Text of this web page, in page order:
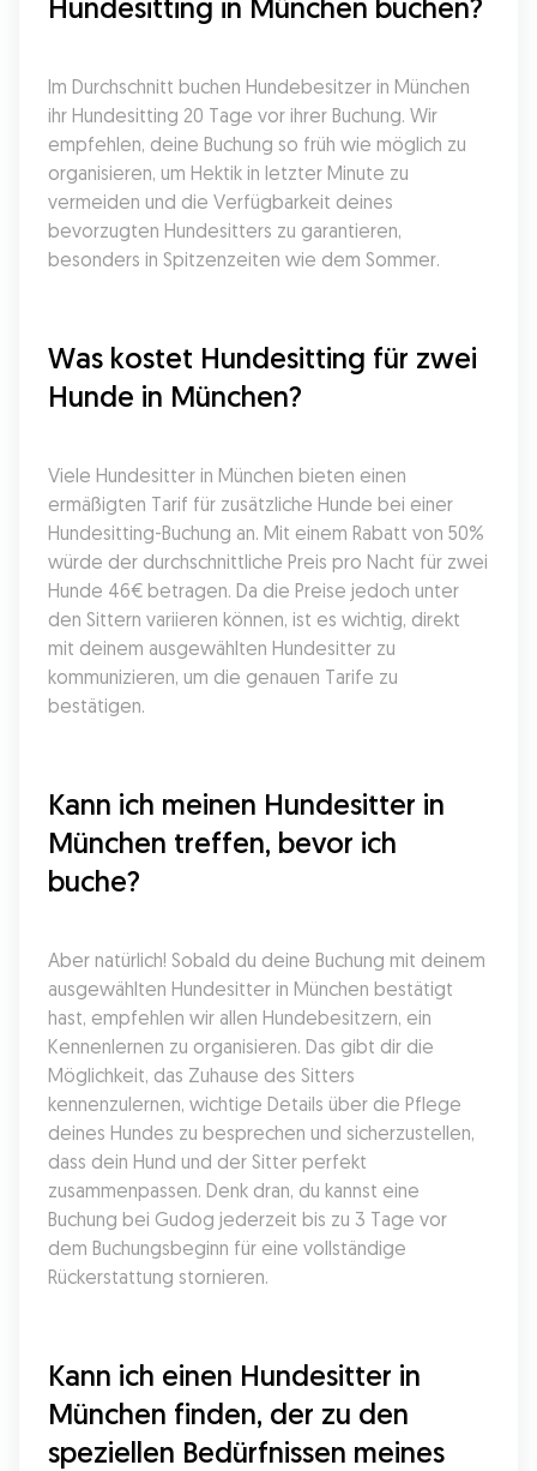
Hundesitting in München buchen?
Im Durchschnitt buchen Hundebesitzer in München
ihr Hundesitting 20 Tage vor ihrer Buchung. Wir
empfehlen, deine Buchung so früh wie möglich zu
organisieren, um Hektik in letzter Minute zu
vermeiden und die Verfügbarkeit deines
bevorzugten Hundesitters zu garantieren,
besonders in Spitzenzeiten wie dem Sommer.
Was kostet Hundesitting für zwei
Hunde in München?
Viele Hundesitter in München bieten einen
ermäßigten Tarif für zusätzliche Hunde bei einer
Hundesitting-Buchung an. Mit einem Rabatt von 50%
würde der durchschnittliche Preis pro Nacht für zwei
Hunde 46€ betragen. Da die Preise jedoch unter
den Sittern variieren können, ist es wichtig, direkt
mit deinem ausgewählten Hundesitter zu
kommunizieren, um die genauen Tarife zu
bestätigen.
Kann ich meinen Hundesitter in
München treffen, bevor ich
buche?
Aber natürlich! Sobald du deine Buchung mit deinem
ausgewählten Hundesitter in München bestätigt
hast, empfehlen wir allen Hundebesitzern, ein
Kennenlernen zu organisieren. Das gibt dir die
Möglichkeit, das Zuhause des Sitters
kennenzulernen, wichtige Details über die Pflege
deines Hundes zu besprechen und sicherzustellen,
dass dein Hund und der Sitter perfekt
zusammenpassen. Denk dran, du kannst eine
Buchung bei Gudog jederzeit bis zu 3 Tage vor
dem Buchungsbeginn für eine vollständige
Rückerstattung stornieren.
Kann ich einen Hundesitter in
München finden, der zu den
speziellen Bedürfnissen meines